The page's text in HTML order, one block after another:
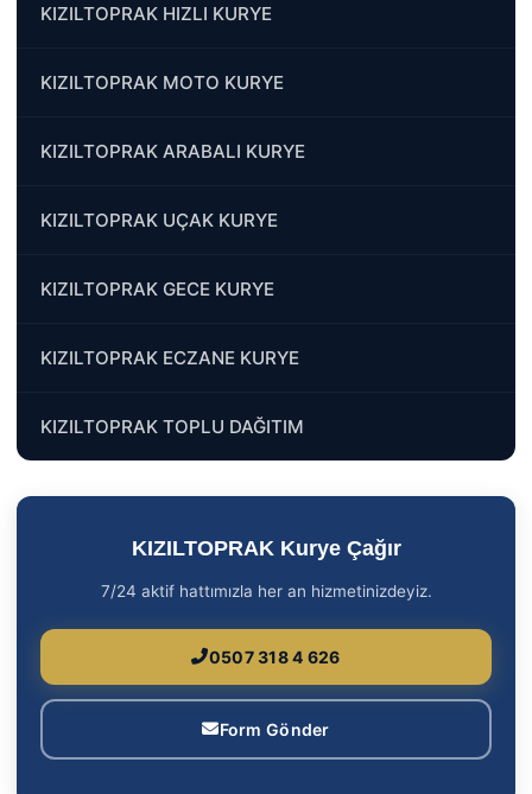
KIZILTOPRAK HIZLI KURYE
KIZILTOPRAK MOTO KURYE
KIZILTOPRAK ARABALI KURYE
KIZILTOPRAK UÇAK KURYE
KIZILTOPRAK GECE KURYE
KIZILTOPRAK ECZANE KURYE
KIZILTOPRAK TOPLU DAĞITIM
KIZILTOPRAK Kurye Çağır
7/24 aktif hattımızla her an hizmetinizdeyiz.
0507 318 4 626
Form Gönder